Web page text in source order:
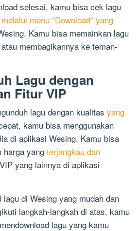
selesai, kamu bisa cek lagu
menu “Download” yang
Kamu bisa memainkan lagu
membagikannya ke teman-
Lagu dengan
Fitur VIP
lagu dengan kualitas yang
kamu bisa menggunakan
di aplikasi Wesing. Kamu bisa
harga yang terjangkau dan
yang lainnya di aplikasi
di Wesing yang mudah dan
langkah-langkah di atas, kamu
mendownload lagu yang kamu